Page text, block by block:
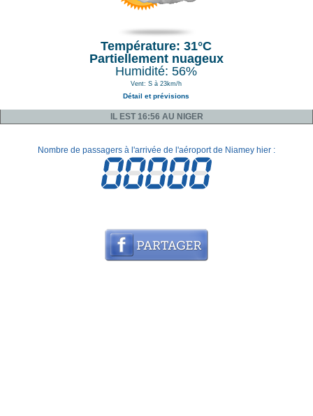
Température: 31°C
Partiellement nuageux
Humidité: 56%
Vent: S à 23km/h
Détail et prévisions
IL EST 16:56 AU NIGER
Nombre de passagers à l'arrivée de l'aéroport de Niamey hier :